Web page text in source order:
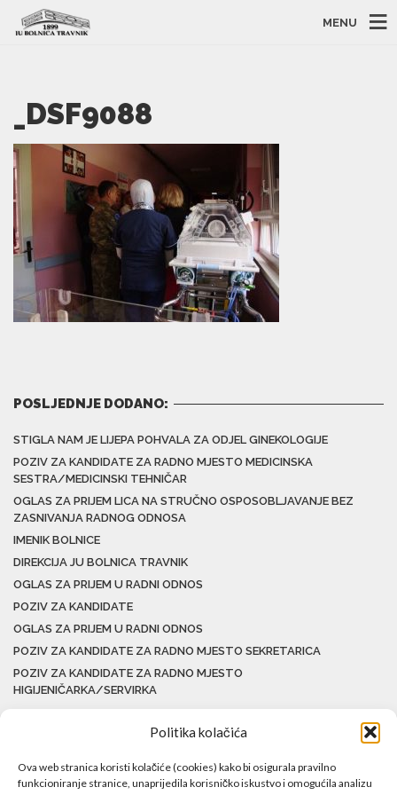
Politika kolačića
Ova web stranica koristi kolačiće (cookies) kako bi osigurala pravilno
funkcioniranje stranice, unaprijedila korisničko iskustvo i omogućila analizu
MENU
_DSF9088
POSLJEDNJE DODANO:
STIGLA NAM JE LIJEPA POHVALA ZA ODJEL GINEKOLOGIJE
POZIV ZA KANDIDATE ZA RADNO MJESTO MEDICINSKA
SESTRA/MEDICINSKI TEHNIČAR
OGLAS ZA PRIJEM LICA NA STRUČNO OSPOSOBLJAVANJE BEZ
ZASNIVANJA RADNOG ODNOSA
IMENIK BOLNICE
DIREKCIJA JU BOLNICA TRAVNIK
OGLAS ZA PRIJEM U RADNI ODNOS
POZIV ZA KANDIDATE
OGLAS ZA PRIJEM U RADNI ODNOS
POZIV ZA KANDIDATE ZA RADNO MJESTO SEKRETARICA
POZIV ZA KANDIDATE ZA RADNO MJESTO
HIGIJENIČARKA/SERVIRKA